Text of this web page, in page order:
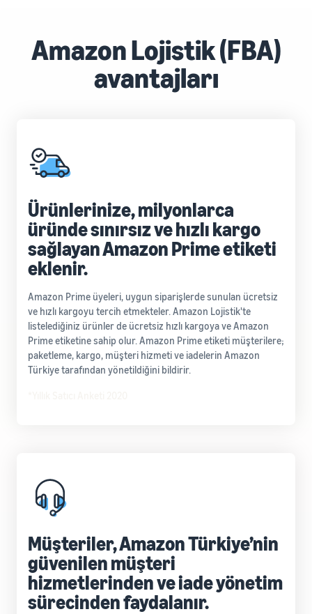
Amazon Lojistik (FBA)
avantajları
Ürünlerinize, milyonlarca
üründe sınırsız ve hızlı kargo
sağlayan Amazon Prime etiketi
eklenir.
Amazon Prime üyeleri, uygun siparişlerde sunulan ücretsiz
ve hızlı kargoyu tercih etmekteler. Amazon Lojistik'te
listelediğiniz ürünler de ücretsiz hızlı kargoya ve Amazon
Prime etiketine sahip olur. Amazon Prime etiketi müşterilere;
paketleme, kargo, müşteri hizmeti ve iadelerin Amazon
Türkiye tarafından yönetildiğini bildirir.
Müşteriler, Amazon Türkiye’nin
güvenilen müşteri
hizmetlerinden ve iade yönetim
sürecinden faydalanır.